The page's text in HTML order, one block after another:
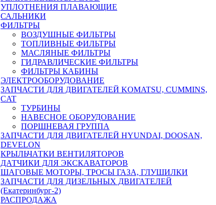
УПЛОТНЕНИЯ ПЛАВАЮЩИЕ
САЛЬНИКИ
ФИЛЬТРЫ
ВОЗДУШНЫЕ ФИЛЬТРЫ
ТОПЛИВНЫЕ ФИЛЬТРЫ
МАСЛЯНЫЕ ФИЛЬТРЫ
ГИДРАВЛИЧЕСКИЕ ФИЛЬТРЫ
ФИЛЬТРЫ КАБИНЫ
ЭЛЕКТРООБОРУДОВАНИЕ
ЗАПЧАСТИ ДЛЯ ДВИГАТЕЛЕЙ KOMATSU, CUMMINS,
CAT
ТУРБИНЫ
НАВЕСНОЕ ОБОРУДОВАНИЕ
ПОРШНЕВАЯ ГРУППА
ЗАПЧАСТИ ДЛЯ ДВИГАТЕЛЕЙ HYUNDAI, DOOSAN,
DEVELON
КРЫЛЬЧАТКИ ВЕНТИЛЯТОРОВ
ДАТЧИКИ ДЛЯ ЭКСКАВАТОРОВ
ШАГОВЫЕ МОТОРЫ, ТРОСЫ ГАЗА, ГЛУШИЛКИ
ЗАПЧАСТИ ДЛЯ ДИЗЕЛЬНЫХ ДВИГАТЕЛЕЙ
(Екатеринбург-2)
РАСПРОДАЖА